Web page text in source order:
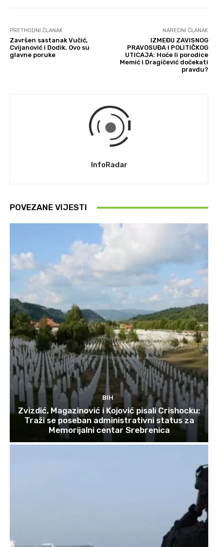
PRETHODNI ČLANAK
Završen sastanak Vučić,
Cvijanović i Dodik. Ovo su
glavne poruke
NAREDNI ČLANAK
IZMEĐU ZAVISNOG
PRAVOSUĐA I POLITIČKOG
UTICAJA: Hoće li porodice
Memić i Dragičević dočekati
pravdu?
InfoRadar
POVEZANE VIJESTI
BIH
Zvizdić, Magazinović i Kojović pisali Crishocku:
Traži se poseban administrativni status za
Memorijalni centar Srebrenica